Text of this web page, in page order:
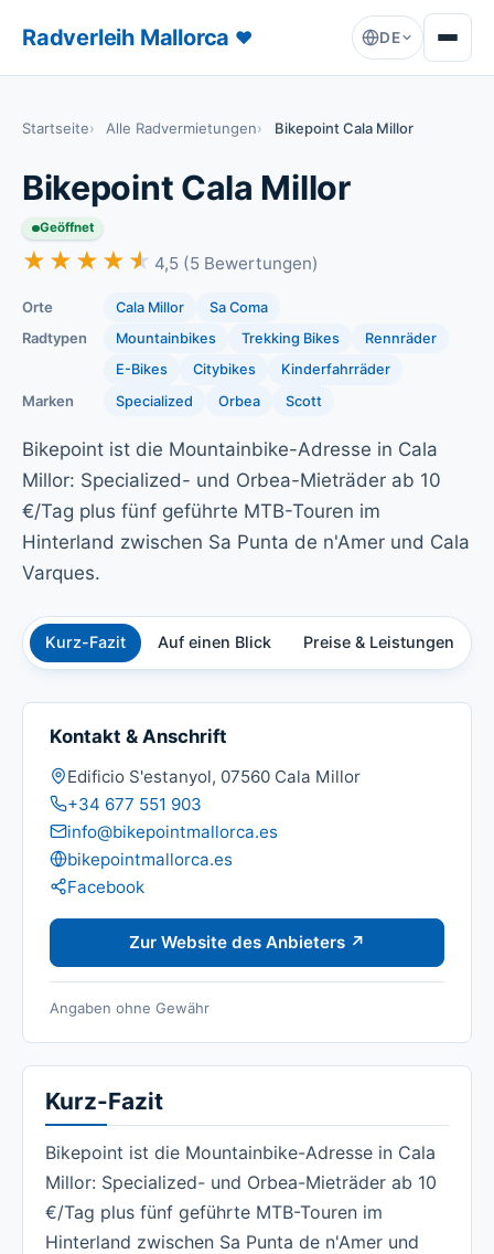
Radverleih Mallorca ♥ DE
Startseite Alle Radvermietungen Bikepoint Cala Millor
Bikepoint Cala Millor
Geöffnet
★★★★★
★★★★★ 4,5 (5 Bewertungen)
Orte Cala Millor Sa Coma
Radtypen Mountainbikes Trekking Bikes
Rennräder
E-Bikes
Citybikes Kinderfahrräder
Marken Specialized Orbea Scott
Bikepoint ist die Mountainbike-Adresse in Cala
Millor: Specialized- und Orbea-Mieträder ab 10
€/Tag plus fünf geführte MTB-Touren im
Hinterland zwischen Sa Punta de n'Amer und Cala
Varques.
Kurz-Fazit Auf einen Blick Preise & Leistungen
Kurz-Fazit
Bikepoint ist die Mountainbike-Adresse in Cala
Millor: Specialized- und Orbea-Mieträder ab 10
€/Tag plus fünf geführte MTB-Touren im
Hinterland zwischen Sa Punta de n'Amer und
Kontakt & Anschrift
Adresse:
Edificio S'estanyol, 07560 Cala Millor
Telefon:
+34 677 551 903
E-Mail:
info@bikepointmallorca.es
Website:
bikepointmallorca.es
Social Media:
Facebook
Zur Website des Anbieters ↗
Angaben ohne Gewähr